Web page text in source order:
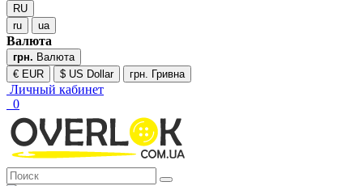
RU
ru
ua
Валюта
грн. Валюта
€ EUR
$ US Dollar грн. Гривна
Личный кабинет
0